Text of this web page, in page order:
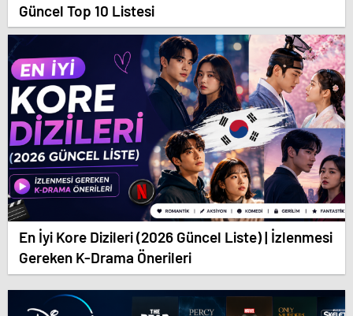
Güncel Top 10 Listesi
En İyi Kore Dizileri (2026 Güncel Liste) | İzlenmesi
Gereken K-Drama Önerileri